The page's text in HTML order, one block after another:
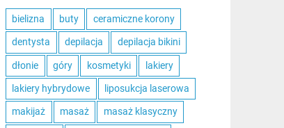
bielizna buty ceramiczne korony
dentysta depilacja depilacja bikini
dłonie góry kosmetyki lakiery
lakiery hybrydowe liposukcja laserowa
makijaż masaż masaż klasyczny